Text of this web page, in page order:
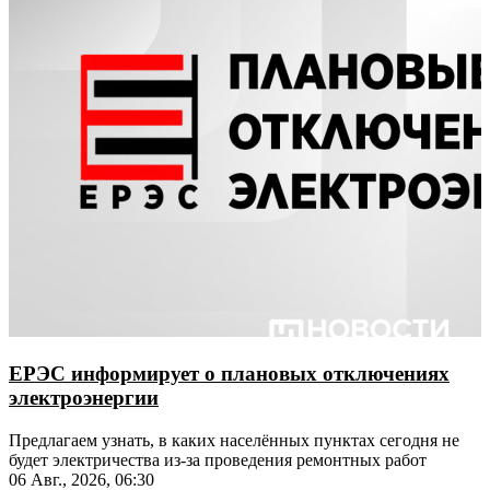
ЕРЭС информирует о плановых отключениях
электроэнергии
Предлагаем узнать, в каких населённых пунктах сегодня не
будет электричества из-за проведения ремонтных работ
06 Авг., 2026, 06:30